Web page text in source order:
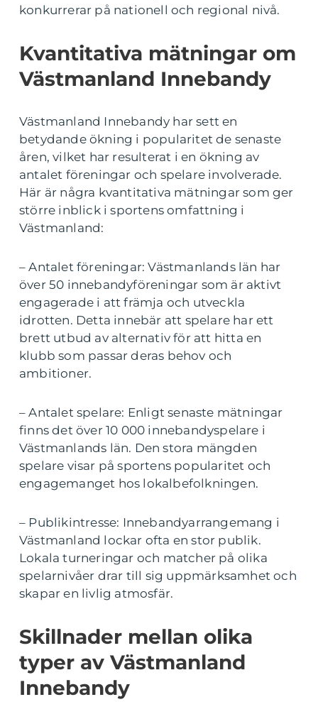
konkurrerar på nationell och regional nivå.
Kvantitativa mätningar om
Västmanland Innebandy
Västmanland Innebandy har sett en
betydande ökning i popularitet de senaste
åren, vilket har resulterat i en ökning av
antalet föreningar och spelare involverade.
Här är några kvantitativa mätningar som ger
större inblick i sportens omfattning i
Västmanland:
– Antalet föreningar: Västmanlands län har
över 50 innebandyföreningar som är aktivt
engagerade i att främja och utveckla
idrotten. Detta innebär att spelare har ett
brett utbud av alternativ för att hitta en
klubb som passar deras behov och
ambitioner.
– Antalet spelare: Enligt senaste mätningar
finns det över 10 000 innebandyspelare i
Västmanlands län. Den stora mängden
spelare visar på sportens popularitet och
engagemanget hos lokalbefolkningen.
– Publikintresse: Innebandyarrangemang i
Västmanland lockar ofta en stor publik.
Lokala turneringar och matcher på olika
spelarnivåer drar till sig uppmärksamhet och
skapar en livlig atmosfär.
Skillnader mellan olika
typer av Västmanland
Innebandy